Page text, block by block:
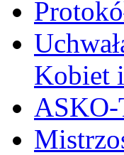
Kobiet